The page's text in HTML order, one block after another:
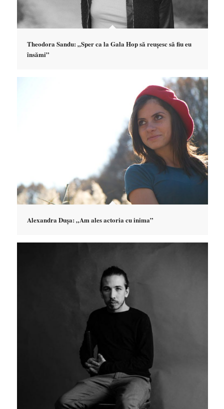
Theodora Sandu: „Sper ca la Gala Hop să reușesc să fiu eu
însămi”
Alexandra Dușa: „Am ales actoria cu inima”